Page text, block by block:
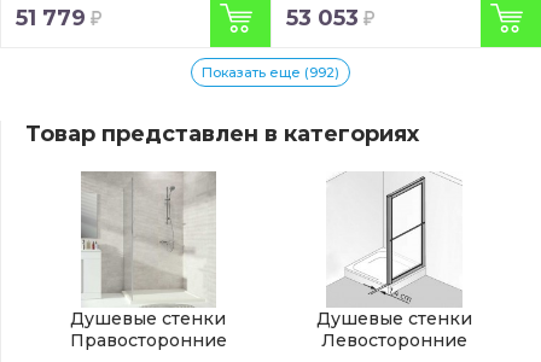
51 779 53 053
Показать еще (992)
Товар представлен в категориях
Душевые стенки
Правосторонние
Душевые стенки
Левосторонние